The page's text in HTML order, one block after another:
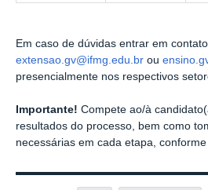
Em caso de dúvidas entrar em
extensao.gv@ifmg.edu.br ou
presencialmente nos respectivos
Importante! Compete ao/à
resultados do processo, bem como
necessárias em cada etapa, conforme